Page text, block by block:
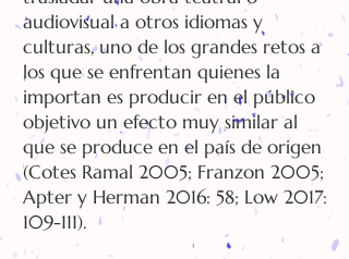
audiovisual a otros idiomas y
culturas, uno de los grandes retos a
los que se enfrentan quienes la
importan es producir en el público
objetivo un efecto muy similar al
que se produce en el país de origen
(Cotes Ramal 2005; Franzon 2005;
Apter y Herman 2016: 58; Low 2017:
109-111).